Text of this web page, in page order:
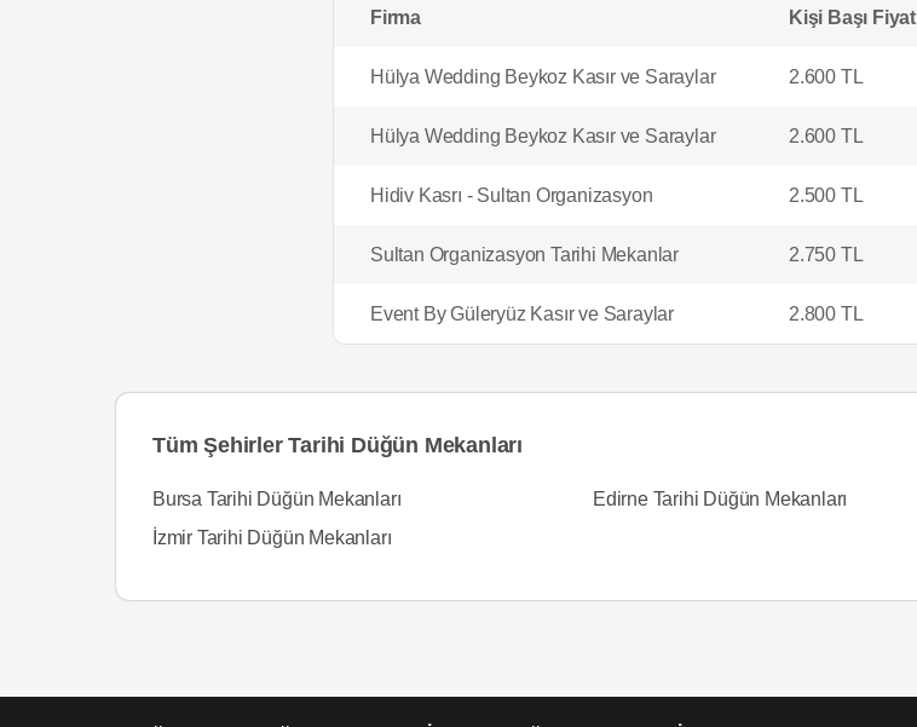
Firma Kişi Başı Fiyat
Hülya Wedding Beykoz Kasır ve Saraylar 2.600 TL
Hülya Wedding Beykoz Kasır ve Saraylar 2.600 TL
Hidiv Kasrı - Sultan Organizasyon 2.500 TL
Sultan Organizasyon Tarihi Mekanlar 2.750 TL
Event By Güleryüz Kasır ve Saraylar 2.800 TL
Tüm Şehirler Tarihi Düğün Mekanları
Bursa Tarihi Düğün Mekanları Edirne Tarihi Düğün Mekanları
İzmir Tarihi Düğün Mekanları